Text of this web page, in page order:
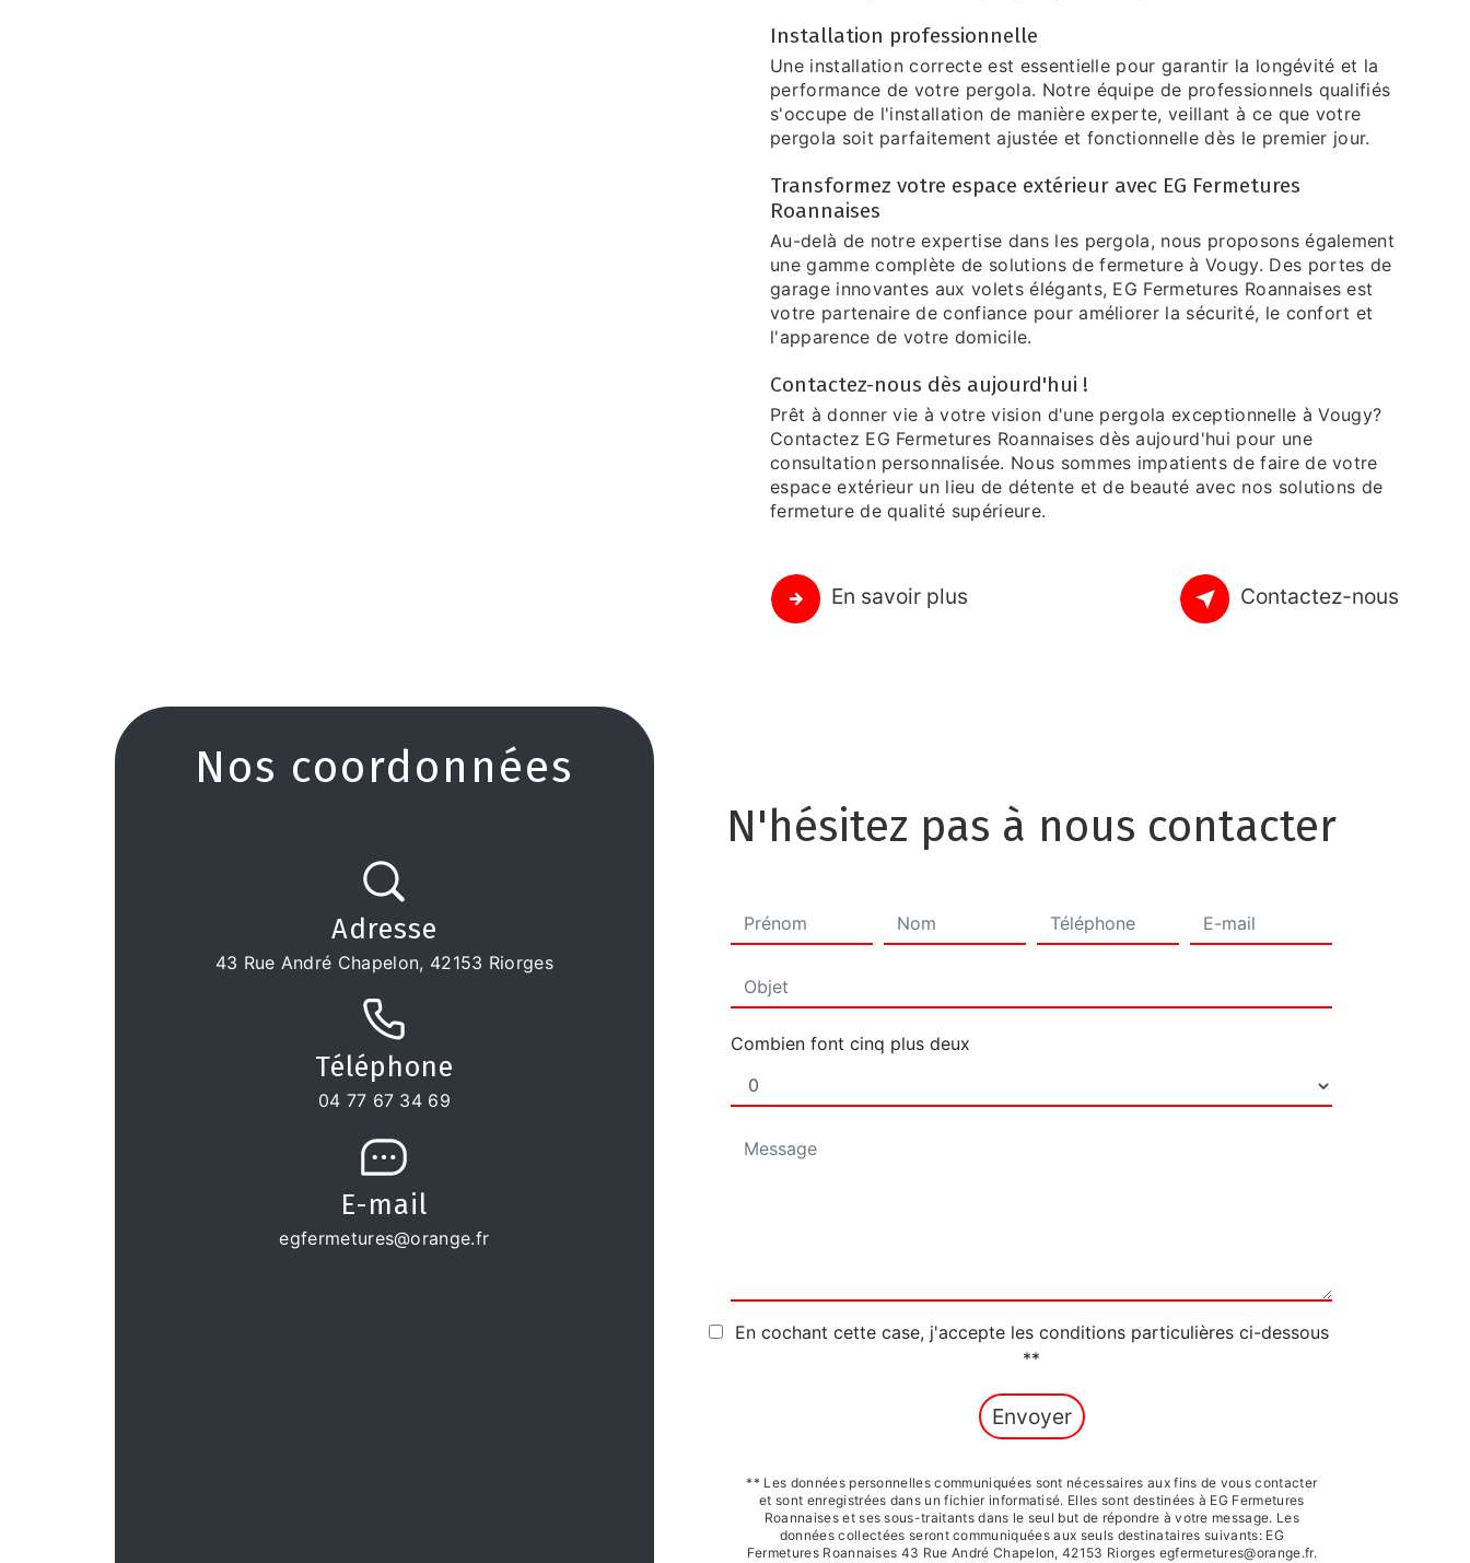
Installation professionnelle
Une installation correcte est essentielle pour garantir la longévité et la
performance de votre pergola. Notre équipe de professionnels qualifiés
s'occupe de l'installation de manière experte, veillant à ce que votre
pergola soit parfaitement ajustée et fonctionnelle dès le premier jour.
Transformez votre espace extérieur avec EG Fermetures
Roannaises
Au-delà de notre expertise dans les pergola, nous proposons également
une gamme complète de solutions de fermeture à Vougy. Des portes de
garage innovantes aux volets élégants, EG Fermetures Roannaises est
votre partenaire de confiance pour améliorer la sécurité, le confort et
l'apparence de votre domicile.
Contactez-nous dès aujourd'hui !
Prêt à donner vie à votre vision d'une pergola exceptionnelle à Vougy?
Contactez EG Fermetures Roannaises dès aujourd'hui pour une
consultation personnalisée. Nous sommes impatients de faire de votre
espace extérieur un lieu de détente et de beauté avec nos solutions de
fermeture de qualité supérieure.
En savoir plus Contactez-nous
N'hésitez pas à nous contacter
Combien font cinq plus deux
En cochant cette case, j'accepte les conditions particulières ci-dessous
**
Envoyer
** Les données personnelles communiquées sont nécessaires aux fins de vous contacter
et sont enregistrées dans un fichier informatisé. Elles sont destinées à EG Fermetures
Roannaises et ses sous-traitants dans le seul but de répondre à votre message. Les
données collectées seront communiquées aux seuls destinataires suivants: EG
Fermetures Roannaises 43 Rue André Chapelon, 42153 Riorges egfermetures@orange.fr.
Nos coordonnées
Adresse
43 Rue André Chapelon, 42153 Riorges
Téléphone
04 77 67 34 69
E-mail
egfermetures@orange.fr